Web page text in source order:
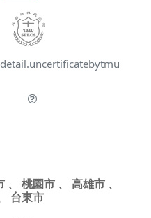
、 桃園市 、 高雄市 、
台東市